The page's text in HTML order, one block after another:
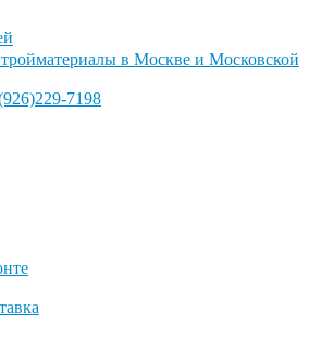
в Москве и Московской
7198